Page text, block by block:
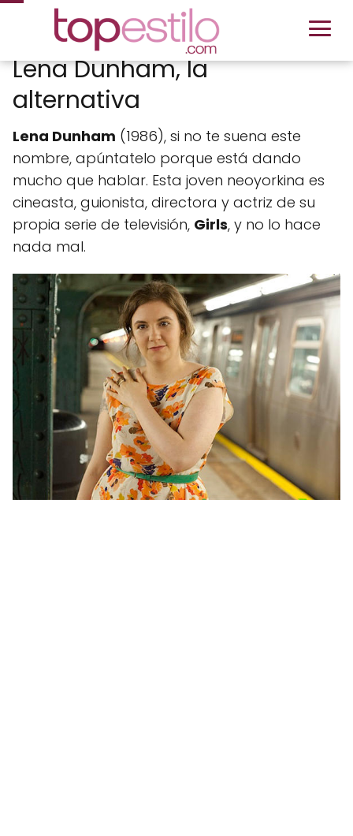
Lena Dunham, la
alternativa
Lena Dunham (1986), si no te suena este
nombre, apúntatelo porque está dando
mucho que hablar. Esta joven neoyorkina es
cineasta, guionista, directora y actriz de su
propia serie de televisión, Girls, y no lo hace
nada mal.